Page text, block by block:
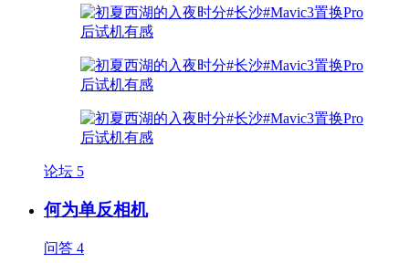
论坛 5
何为单反相机
问答 4